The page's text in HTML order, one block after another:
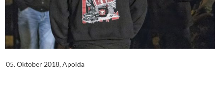
05. Oktober 2018, Apolda